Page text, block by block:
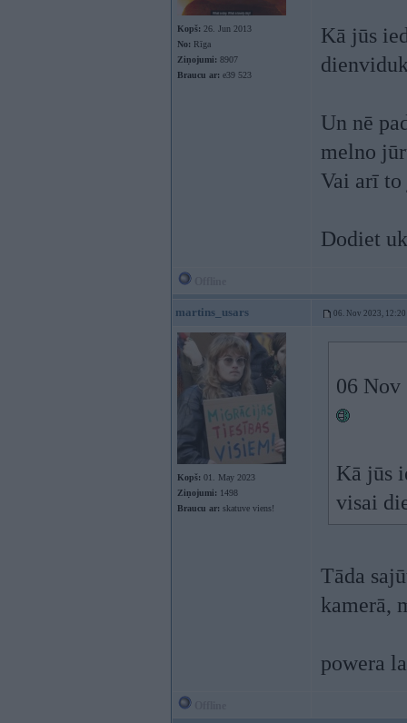
Kopš: 26. Jun 2013
No: Rīga
Ziņojumi: 8907
Braucu ar: e39 523
Kā jūs
Un nē
melno
Vai arī to
Dodiet
martins_usars 06. Nov 2023, 12:20
Kopš: 01. May 2023
Ziņojumi: 1498
Braucu ar: skatuve viens!
06
Kā jūs
visai
Tāda
kamerā,
powera